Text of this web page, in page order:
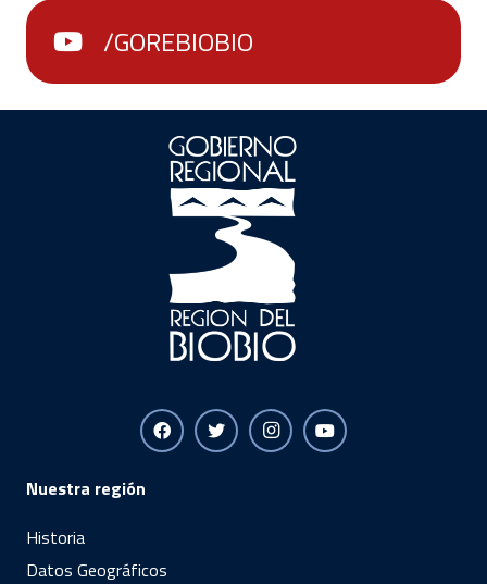
/GOREBIOBIO
Nuestra región
Historia
Datos Geográficos